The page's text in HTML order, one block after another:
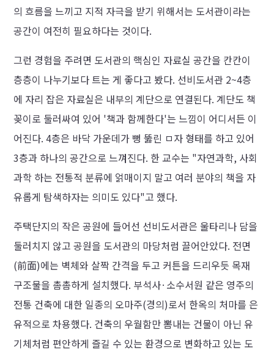
의 흐름을 느끼고 지적 자극을 받기 위해서는 도서관이라는
공간이 여전히 필요하다는 것이다.
그런 경험을 주려면 도서관의 핵심인 자료실 공간을 칸칸이
층층이 나누기보다 트는 게 좋다고 봤다. 선비도서관 2~4층
에 자리 잡은 자료실은 내부의 계단으로 연결된다. 계단도 책
꽂이로 둘러싸여 있어 '책과 함께한다'는 느낌이 어디서든 이
어진다. 4층은 바닥 가운데가 뻥 뚫린 ㅁ자 형태를 하고 있어
3층과 하나의 공간으로 느껴진다. 한 교수는 "자연과학, 사회
과학 하는 전통적 분류에 얽매이지 말고 여러 분야의 책을 자
유롭게 탐색하자는 의미도 있다"고 했다.
주택단지의 작은 공원에 들어선 선비도서관은 울타리나 담을
둘러치지 않고 공원을 도서관의 마당처럼 끌어안았다. 전면
(前面)에는 벽체와 살짝 간격을 두고 커튼을 드리우듯 목재
구조물을 촘촘하게 설치했다. 부석사·소수서원 같은 영주의
전통 건축에 대한 일종의 오마주(경의)로서 한옥의 처마를 은
유적으로 차용했다. 건축의 우월함만 뽐내는 건물이 아닌 유
기체처럼 편안하게 즐길 수 있는 환경으로 변화하고 있는 도